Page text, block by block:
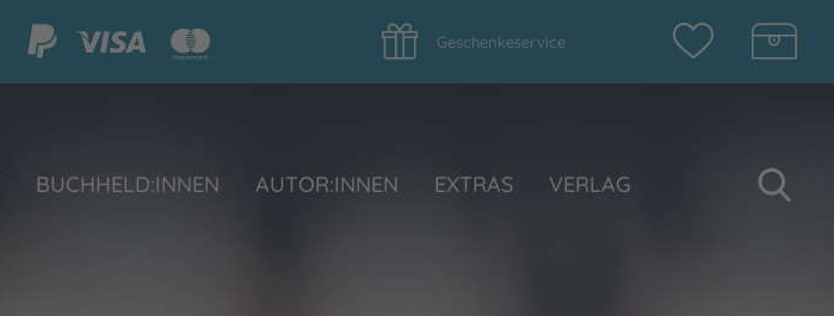
Geschenkeservice
BUCHHELD:INNEN AUTOR:INNEN EXTRAS VERLAG